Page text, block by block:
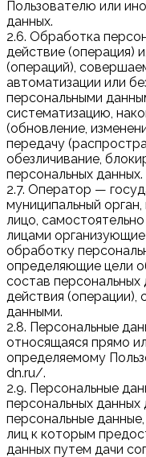
Пользователю или
данных.
2.6. Обработка
действие (операция)
(операций),
автоматизации или
персональными
систематизацию,
(обновление,
передачу
обезличивание,
персональных данных.
2.7. Оператор —
муниципальный
лицо,
лицами
обработку
определяющие цели
состав
действия
данными.
2.8. Персональные
относящаяся прямо
определяемому
dn.ru/.
2.9. Персональные
персональных
персональные
лиц к которым
данных путем дачи